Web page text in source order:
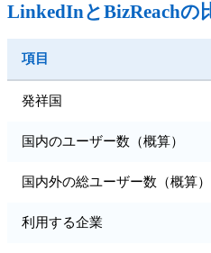
LinkedInとBizReachの
項目
発祥国
国内のユーザー数（概算）
国内外の総ユーザー数（概算）
利用する企業